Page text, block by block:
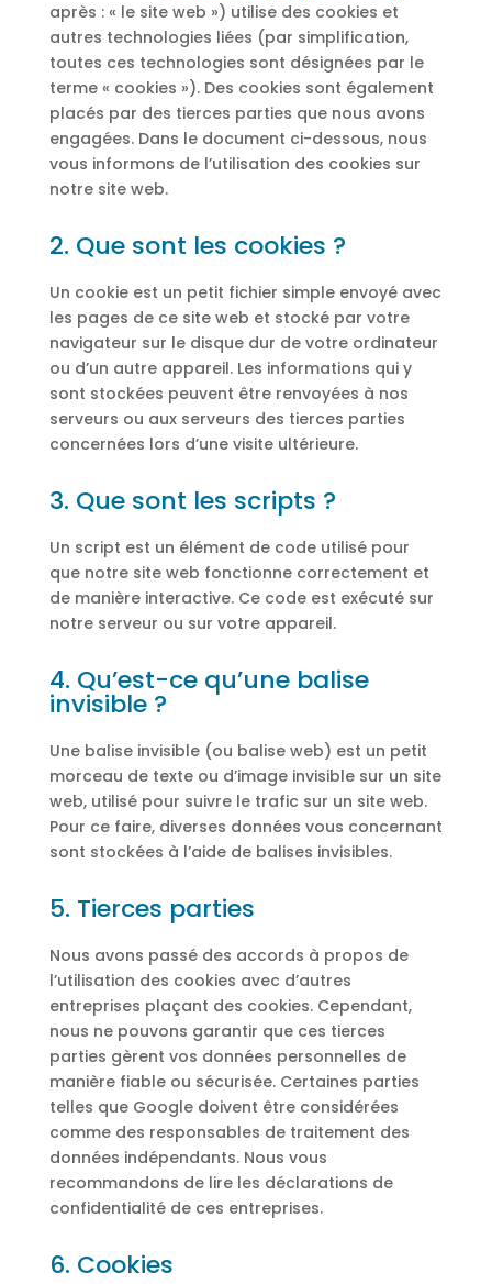
après : « le site web ») utilise des cookies et
autres technologies liées (par simplification,
toutes ces technologies sont désignées par le
terme « cookies »). Des cookies sont également
placés par des tierces parties que nous avons
engagées. Dans le document ci-dessous, nous
vous informons de l’utilisation des cookies sur
notre site web.
2. Que sont les cookies ?
Un cookie est un petit fichier simple envoyé avec
les pages de ce site web et stocké par votre
navigateur sur le disque dur de votre ordinateur
ou d’un autre appareil. Les informations qui y
sont stockées peuvent être renvoyées à nos
serveurs ou aux serveurs des tierces parties
concernées lors d’une visite ultérieure.
3. Que sont les scripts ?
Un script est un élément de code utilisé pour
que notre site web fonctionne correctement et
de manière interactive. Ce code est exécuté sur
notre serveur ou sur votre appareil.
4. Qu’est-ce qu’une balise
invisible ?
Une balise invisible (ou balise web) est un petit
morceau de texte ou d’image invisible sur un site
web, utilisé pour suivre le trafic sur un site web.
Pour ce faire, diverses données vous concernant
sont stockées à l’aide de balises invisibles.
5. Tierces parties
Nous avons passé des accords à propos de
l’utilisation des cookies avec d’autres
entreprises plaçant des cookies. Cependant,
nous ne pouvons garantir que ces tierces
parties gèrent vos données personnelles de
manière fiable ou sécurisée. Certaines parties
telles que Google doivent être considérées
comme des responsables de traitement des
données indépendants. Nous vous
recommandons de lire les déclarations de
confidentialité de ces entreprises.
6. Cookies